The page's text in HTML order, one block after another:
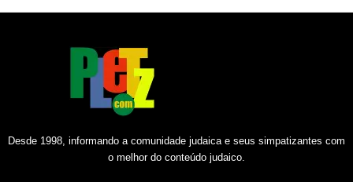
Desde 1998, informando a comunidade judaica e seus simpatizantes com
o melhor do conteúdo judaico.